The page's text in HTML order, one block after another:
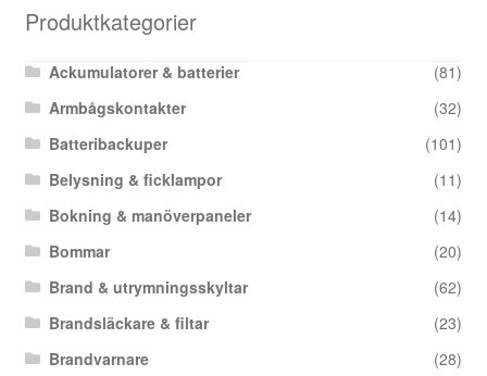
Produktkategorier
Ackumulatorer & batterier
(81)
Armbågskontakter
(32)
Batteribackuper
(101)
Belysning & ficklampor
(11)
Bokning & manöverpaneler
(14)
Bommar
(20)
Brand & utrymningsskyltar
(62)
Brandsläckare & filtar
(23)
Brandvarnare
(28)